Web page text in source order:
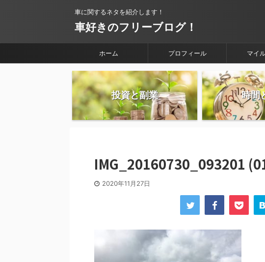
車に関するネタを紹介します！
車好きのフリーブログ！
ホーム プロフィール マイ
投資と副業 時間
IMG_20160730_093201
2020年11月27日